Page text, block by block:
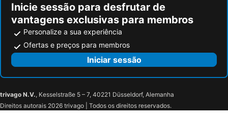
Marchmont
River Ness
Fort George
Eilean Donan Castle
Ben Nevis
Skye bridge
Glenfiddich Distillery
The Fairy Glen
Castelo de Urquhart
Loch Ness Exhibition Centre
Original Loch Ness Monster Visitor Centre
Abriachan Gardens
Beauly Priory
Inverness Leisure
Ness Walk
Eden Court Theatre
Inicie sessão para desfrutar de
vantagens exclusivas para membros
Personalize a sua experiência
Ofertas e preços para membros
Iniciar sessão
trivago N.V., Kesselstraße 5 – 7, 40221 Düsseldorf, Alemanha
Direitos autorais 2026 trivago | Todos os direitos reservados.